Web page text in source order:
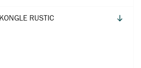
RUSTIC